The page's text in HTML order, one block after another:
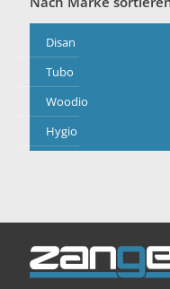
Disan
Tubo
Woodio
Hygio